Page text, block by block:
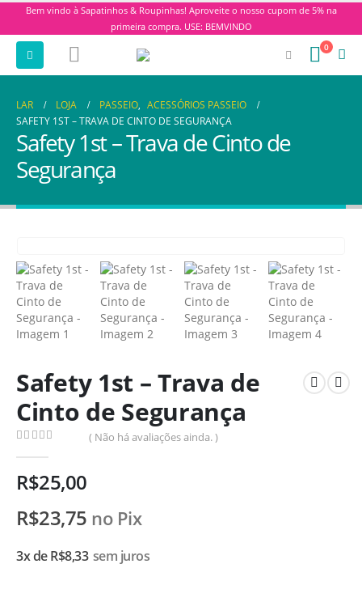
Bem vindo à Sapatinhos & Roupinhas! Aproveite o nosso cupom de 5% na
primeira compra. USE: BEMVINDO
0
LAR LOJA PASSEIO, ACESSÓRIOS PASSEIO
SAFETY 1ST – TRAVA DE CINTO DE SEGURANÇA
Safety 1st – Trava de Cinto de
Segurança
Safety 1st – Trava de
Cinto de Segurança
( Não há avaliações ainda. )
R$25,00
R$23,75 no Pix
3x deR$8,33 sem juros